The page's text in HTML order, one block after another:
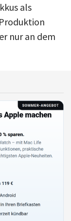
als
nur an dem